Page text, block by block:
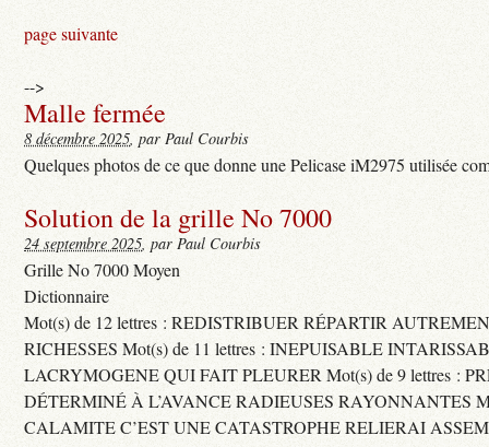
page suivante
-->
Malle fermée
8 décembre 2025, par Paul Courbis
Quelques photos de ce que donne une Pelicase iM2975 utilisée
Solution de la grille No 7000
24 septembre 2025, par Paul Courbis
Grille No 7000 Moyen
Dictionnaire
Mot(s) de 12 lettres : REDISTRIBUER RÉPARTIR
RICHESSES Mot(s) de 11 lettres : INEPUISABLE
LACRYMOGENE QUI FAIT PLEURER Mot(s) de 9 lettres :
DÉTERMINÉ À L’AVANCE RADIEUSES RAYONNANTES
CALAMITE C’EST UNE CATASTROPHE RELIERAI